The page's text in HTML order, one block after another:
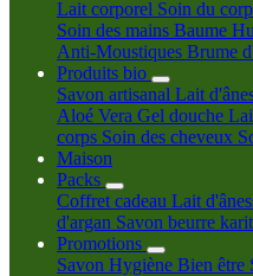
Lait corporel Soin du
Soin des mains Baume
Anti-Moustiques Brume
Produits bio
Savon artisanal Lait
Aloé Vera Gel douche
corps Soin des cheveux
Maison
Packs
Coffret cadeau Lait
d'argan Savon beurre
Promotions
Savon Hygiène Bien être